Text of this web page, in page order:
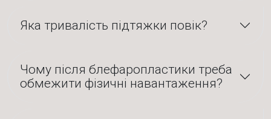
Яка тривалість підтяжки повік?
Чому після блефаропластики треба
обмежити фізичні навантаження?